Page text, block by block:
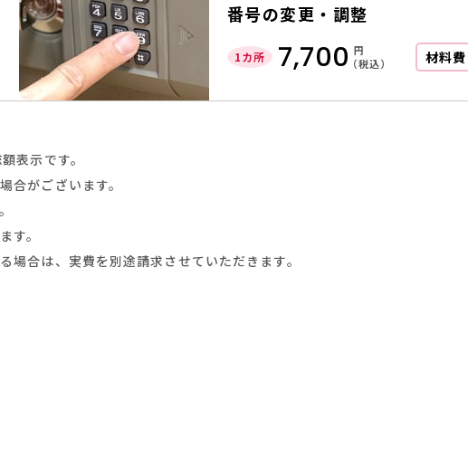
番号の変更・調整
1カ所 7,700 円
（税込）
材料費
表示です。
合がございます。
す。
合は、実費を別途請求させていただきます。